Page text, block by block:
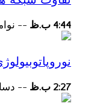
4:44 ب.ظ -- نوامبر
2:27 ب.ظ -- دسامبر